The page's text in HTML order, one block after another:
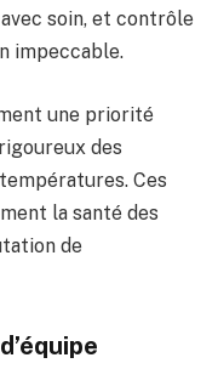
soin, et contrôle
impeccable.
une priorité
des
Ces
la santé des
de